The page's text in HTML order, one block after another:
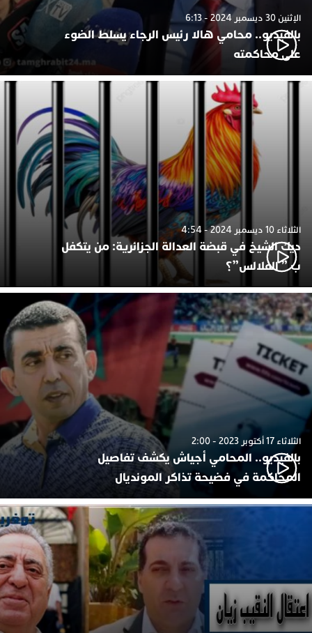
الإثنين 30 ديسمبر 2024 - 6:13
بالفيديو.. محامي هالا رئيس الرجاء يسلط الضوء
على محاكمته
الثلاثاء 10 ديسمبر 2024 - 4:54
ديك الشيخ في قبضة العدالة الجزائرية: من يتكفل
ب ” الفلالس”؟
الثلاثاء 17 أكتوبر 2023 - 2:00
بالفيديو.. المحامي أجياش يكشف تفاصيل
المحاكمة في فضيحة تذاكر المونديال